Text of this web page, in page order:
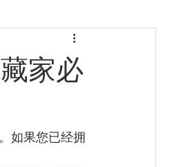
Coin Calculator Q&A
家必
如果您已经拥